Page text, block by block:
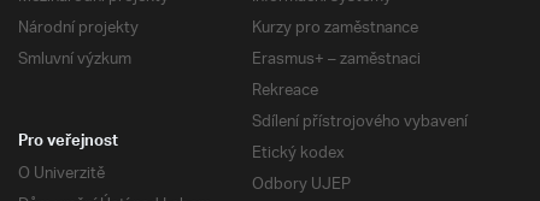
Národní projekty
Smluvní výzkum
Kurzy pro zaměstnance
Erasmus+ – zaměstnaci
Rekreace
Sdílení přístrojového vybavení
Etický kodex
Odbory UJEP
Pro veřejnost
O Univerzitě